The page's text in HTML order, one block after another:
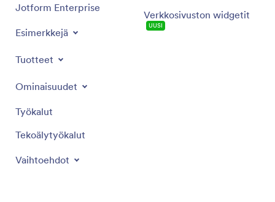
Jotform Enterprise
Esimerkkejä
Tuotteet
Ominaisuudet
Työkalut
Tekoälytyökalut
Vaihtoehdot
Verkkosivuston widgetit
UUSI